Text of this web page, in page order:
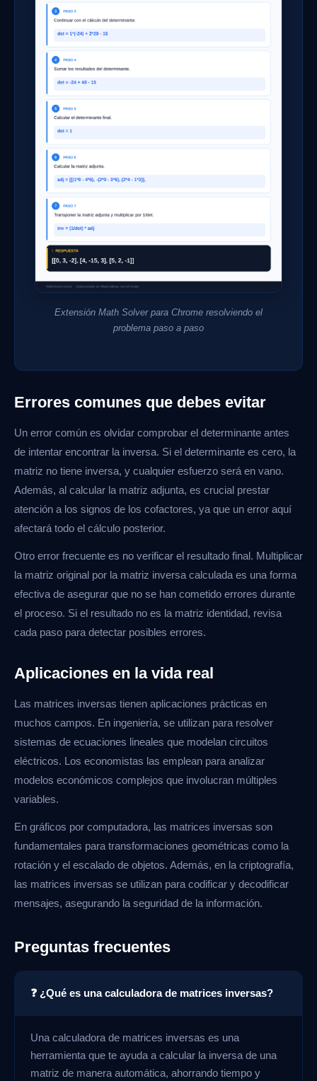
Extensión Math Solver para Chrome resolviendo el
problema paso a paso
Errores comunes que debes evitar
Un error común es olvidar comprobar el determinante antes
de intentar encontrar la inversa. Si el determinante es cero, la
matriz no tiene inversa, y cualquier esfuerzo será en vano.
Además, al calcular la matriz adjunta, es crucial prestar
atención a los signos de los cofactores, ya que un error aquí
afectará todo el cálculo posterior.
Otro error frecuente es no verificar el resultado final. Multiplicar
la matriz original por la matriz inversa calculada es una forma
efectiva de asegurar que no se han cometido errores durante
el proceso. Si el resultado no es la matriz identidad, revisa
cada paso para detectar posibles errores.
Aplicaciones en la vida real
Las matrices inversas tienen aplicaciones prácticas en
muchos campos. En ingeniería, se utilizan para resolver
sistemas de ecuaciones lineales que modelan circuitos
eléctricos. Los economistas las emplean para analizar
modelos económicos complejos que involucran múltiples
variables.
En gráficos por computadora, las matrices inversas son
fundamentales para transformaciones geométricas como la
rotación y el escalado de objetos. Además, en la criptografía,
las matrices inversas se utilizan para codificar y decodificar
mensajes, asegurando la seguridad de la información.
Preguntas frecuentes
❓ ¿Qué es una calculadora de matrices inversas?
Una calculadora de matrices inversas es una
herramienta que te ayuda a calcular la inversa de una
matriz de manera automática, ahorrando tiempo y